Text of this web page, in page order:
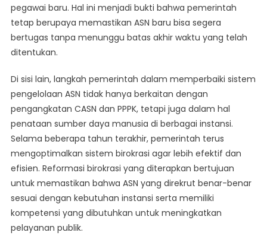
pegawai baru. Hal ini menjadi bukti bahwa pemerintah
tetap berupaya memastikan ASN baru bisa segera
bertugas tanpa menunggu batas akhir waktu yang telah
ditentukan.
Di sisi lain, langkah pemerintah dalam memperbaiki sistem
pengelolaan ASN tidak hanya berkaitan dengan
pengangkatan CASN dan PPPK, tetapi juga dalam hal
penataan sumber daya manusia di berbagai instansi.
Selama beberapa tahun terakhir, pemerintah terus
mengoptimalkan sistem birokrasi agar lebih efektif dan
efisien. Reformasi birokrasi yang diterapkan bertujuan
untuk memastikan bahwa ASN yang direkrut benar-benar
sesuai dengan kebutuhan instansi serta memiliki
kompetensi yang dibutuhkan untuk meningkatkan
pelayanan publik.